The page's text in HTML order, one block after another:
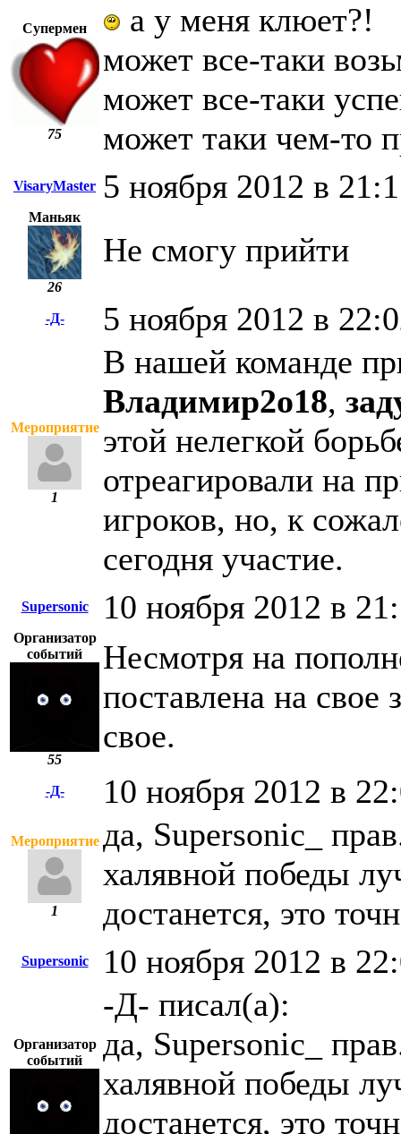
Супермен
75
а у меня клюет?!
может все-таки
может все-таки
может таки чем-то
VisaryMaster 5 ноября 2012 в
Маньяк
26
Не смогу прийти
-Д- 5 ноября 2012 в
Мероприятие
1
В нашей команде
Владимир2о18,
этой нелегкой
отреагировали на
игроков, но, к
сегодня участие.
Supersonic 10 ноября 2012 в
Организатор
событий
55
Несмотря на
поставлена на свое
свое.
-Д- 10 ноября 2012 в
Мероприятие
1
да, Supersonic_
халявной победы
достанется, это
Supersonic 10 ноября 2012 в
Организатор
событий
-Д- писал(а):
да, Supersonic_
халявной победы
достанется, это